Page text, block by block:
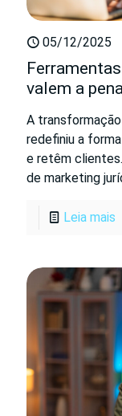
05/12/2025
valem a
A
redefiniu a
e retêm
de marketing
Leia mais